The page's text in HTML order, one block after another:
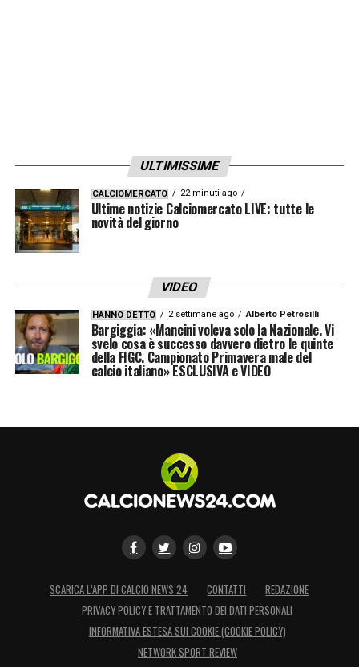
ULTIMISSIME
CALCIOMERCATO 22 minuti ago
Ultime notizie Calciomercato LIVE: tutte le
novità del giorno
VIDEO
HANNO DETTO 2 settimane ago Alberto Petrosilli
Bargiggia: «Mancini voleva solo la Nazionale. Vi
svelo cosa è successo davvero dietro le quinte
della FIGC. Campionato Primavera male del
calcio italiano» ESCLUSIVA e VIDEO
SCARICA L’APP DI CALCIO NEWS 24 CONTATTI
REDAZIONE
PRIVACY POLICY E TRATTAMENTO DEI DATI PERSONALI
INFORMATIVA ESTESA SUI COOKIE (COOKIE POLICY)
NETWORK SPORT REVIEW